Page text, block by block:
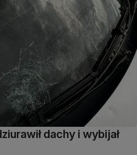
dachy i wybijał